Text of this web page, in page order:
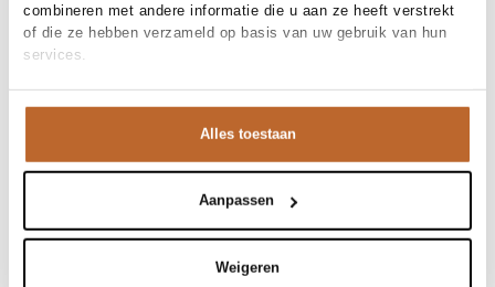
combineren met andere informatie die u aan ze heeft verstrekt
of die ze hebben verzameld op basis van uw gebruik van hun
services.
Alles toestaan
Aanpassen
Weigeren